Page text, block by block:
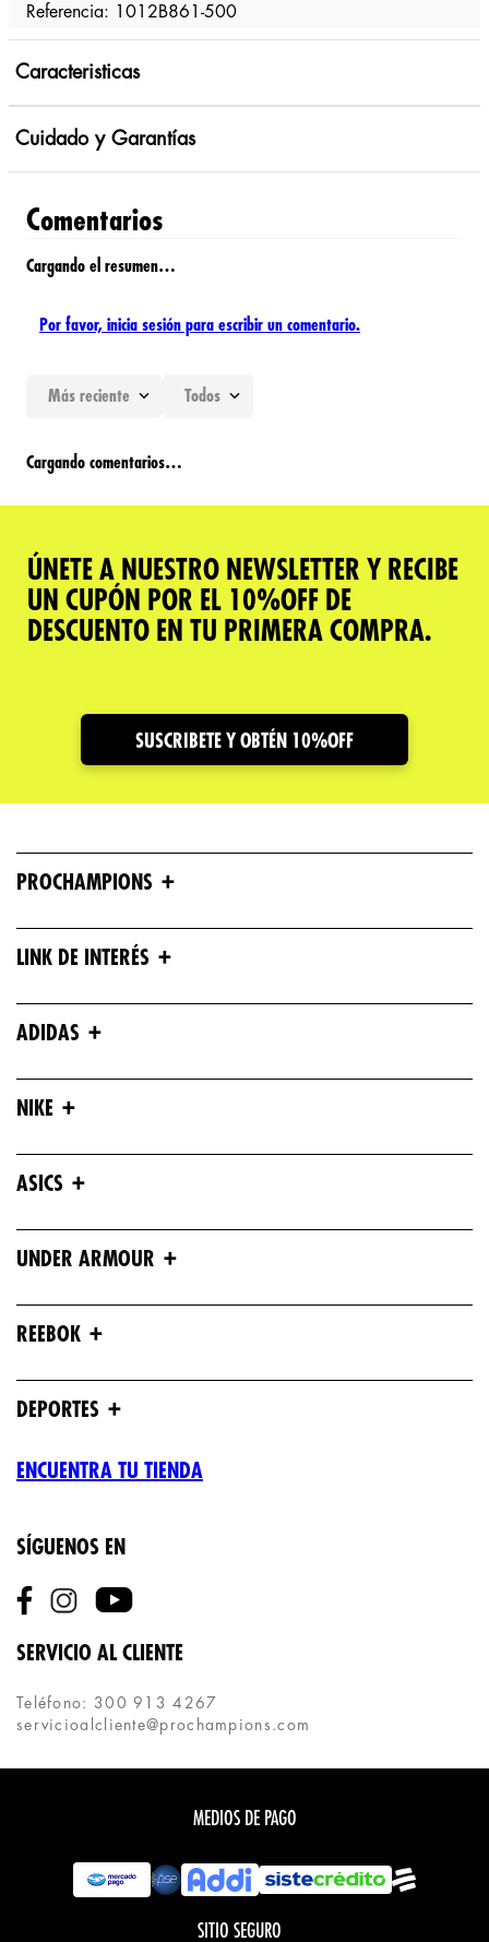
Referencia: 1012B861-500
Caracteristicas
Cuidado y Garantías
Comentarios
Cargando el resumen…
Por favor, inicia sesión para escribir un comentario.
Más reciente Todos
Cargando comentarios…
ÚNETE A NUESTRO NEWSLETTER Y RECIBE
UN CUPÓN POR EL 10%OFF DE
DESCUENTO EN TU PRIMERA COMPRA.
SUSCRIBETE Y OBTÉN 10%OFF
PROCHAMPIONS +
LINK DE INTERÉS +
ADIDAS +
NIKE +
ASICS +
UNDER ARMOUR +
REEBOK +
DEPORTES +
ENCUENTRA TU TIENDA
SÍGUENOS EN
SERVICIO AL CLIENTE
Teléfono: 300 913 4267
servicioalcliente@prochampions.com
MEDIOS DE PAGO
SITIO SEGURO